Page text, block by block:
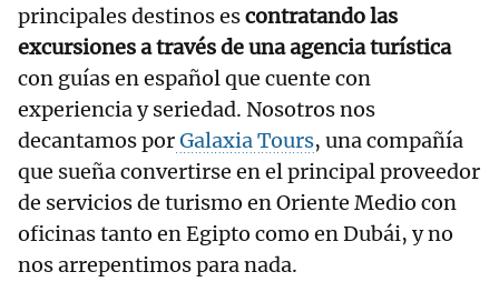
principales destinos escontratando las
excursiones a través de una agencia turística
con guías en español que cuente con
experiencia y seriedad. Nosotros nos
decantamos porGalaxia Tours, una compañía
que sueña convertirse en el principal proveedor
de servicios de turismo en Oriente Medio con
oficinas tanto en Egipto como en Dubái, y no
nos arrepentimos para nada.